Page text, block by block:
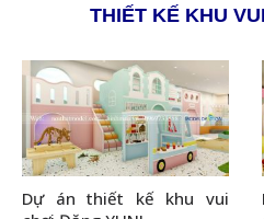
THIẾT KẾ KHU
Dự án thiết kế khu vui